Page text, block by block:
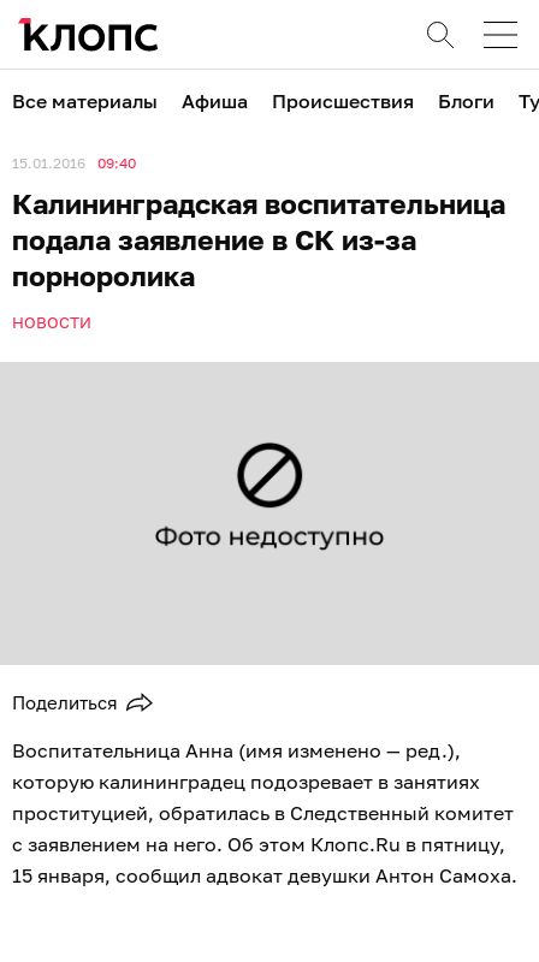
Все материалы Афиша Происшествия Блоги
15.01.2016 09:40
Калининградская воспитательница
подала заявление в СК из-за
порноролика
НОВОСТИ
Поделиться
Воспитательница Анна (имя изменено — ред.),
которую калининградец подозревает в занятиях
проституцией, обратилась в Следственный комитет
с заявлением на него. Об этом Клопс.Ru в пятницу,
15 января, сообщил адвокат девушки Антон Самоха.